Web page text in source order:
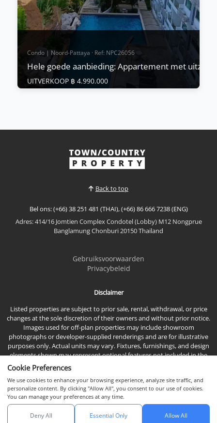
Bekijk Meer
Condo | Noord-Pattaya · Ref: NPC26056
Hele goede aanbieding: Appartement met
UITVERKOOP ฿ 4.990.000
Geweldige Aanbieding Appartement met Uitzicht
op het Zwembad - Club Royal, Wongamat
Bekijk Meer
Back to top
Bel ons: (+66) 38 251 481 (THAI), (+66) 86 666 7238 (ENG)
Adres: 414/16 Jomtien Complex Condotel (Lobby) M12 Nongprue
Banglamung Chonburi 20150 Thailand
Gebruiksvoorwaarden
Privacybeleid
Disclaimer
Listed properties are subject to prior sale, rental, withdrawal, or price
changes at the sole discretion of their owners and without prior notice.
Images used for off-plan properties may include showroom
photographs or developer-supplied renderings and are for illustrative
purposes only. Actual units may vary. Fixtures, furnishings, and design
elements shown may represent optional features not included in the
© 2026 Town & Country Property Co., Ltd, Alle rechten voorbehouden.
Chat met ons
Cookie Preferences
We use cookies to enhance your browsing experience, analyze site traffic, and
personalize content. By clicking "Allow All", you consent to our use of cookies.
You can manage your preferences at any time.
Deny All Essential Only Allow All